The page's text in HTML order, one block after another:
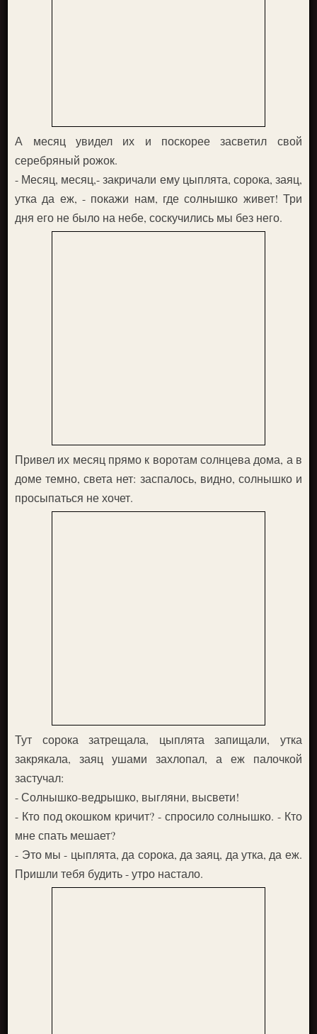
А месяц увидел их и поскорее засветил свой
серебряный рожок.
- Месяц, месяц,- закричали ему цыплята, сорока, заяц,
утка да еж, - покажи нам, где солнышко живет! Три
дня его не было на небе, соскучились мы без него.
Привел их месяц прямо к воротам солнцева дома, а в
доме темно, света нет: заспалось, видно, солнышко и
просыпаться не хочет.
Тут сорока затрещала, цыплята запищали, утка
закрякала, заяц ушами захлопал, а еж палочкой
застучал:
- Солнышко-ведрышко, выгляни, высвети!
- Кто под окошком кричит? - спросило солнышко. - Кто
мне спать мешает?
- Это мы - цыплята, да сорока, да заяц, да утка, да еж.
Пришли тебя будить - утро настало.